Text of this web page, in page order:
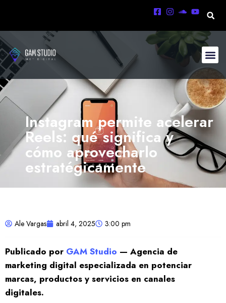
Instagram permite acelerar
Reels: qué significa y
cómo aprovecharlo
estratégicamente
Ale Vargas abril 4, 2025 3:00 pm
Publicado por GAM Studio — Agencia de
marketing digital especializada en potenciar
marcas, productos y servicios en canales
digitales.